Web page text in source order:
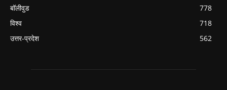
बॉलीवुड
778
विश्व
718
उत्तर-प्रदेश
562